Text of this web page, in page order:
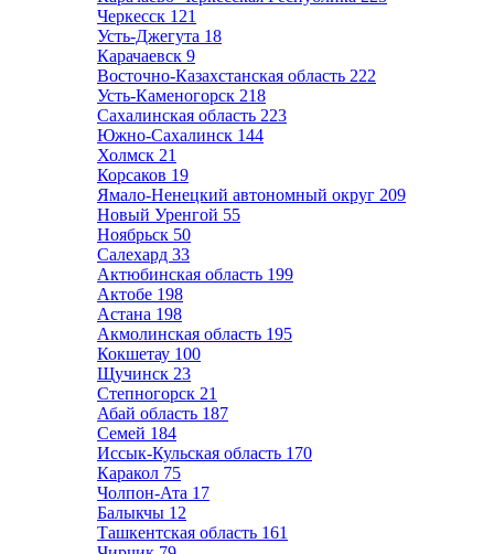
Черкесск 121
Усть-Джегута 18
Карачаевск 9
Восточно-Казахстанская область 222
Усть-Каменогорск 218
Сахалинская область 223
Южно-Сахалинск 144
Холмск 21
Корсаков 19
Ямало-Ненецкий автономный округ 209
Новый Уренгой 55
Ноябрьск 50
Салехард 33
Актюбинская область 199
Актобе 198
Астана 198
Акмолинская область 195
Кокшетау 100
Щучинск 23
Степногорск 21
Абай область 187
Семей 184
Иссык-Кульская область 170
Каракол 75
Чолпон-Ата 17
Балыкчы 12
Ташкентская область 161